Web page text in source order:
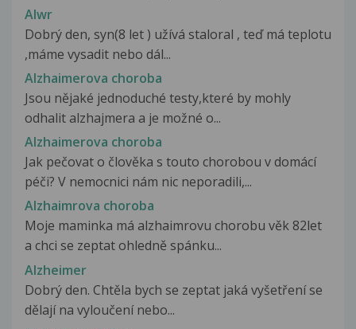
Alwr
Dobrý den, syn(8 let ) užívá staloral , teď má teplotu
,máme vysadit nebo dál...
Alzhaimerova choroba
Jsou nějaké jednoduché testy,které by mohly
odhalit alzhajmera a je možné o...
Alzhaimerova choroba
Jak pečovat o člověka s touto chorobou v domácí
péči? V nemocnici nám nic neporadili,...
Alzhaimrova choroba
Moje maminka má alzhaimrovu chorobu věk 82let
a chci se zeptat ohledně spánku...
Alzheimer
Dobrý den. Chtěla bych se zeptat jaká vyšetření se
dělají na vyloučení nebo...